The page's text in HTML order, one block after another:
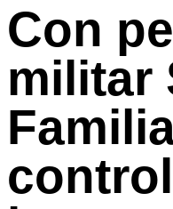
Con
militar